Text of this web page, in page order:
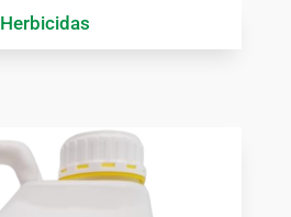
Herbicidas